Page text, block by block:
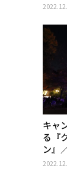
キャ
る『
ン』